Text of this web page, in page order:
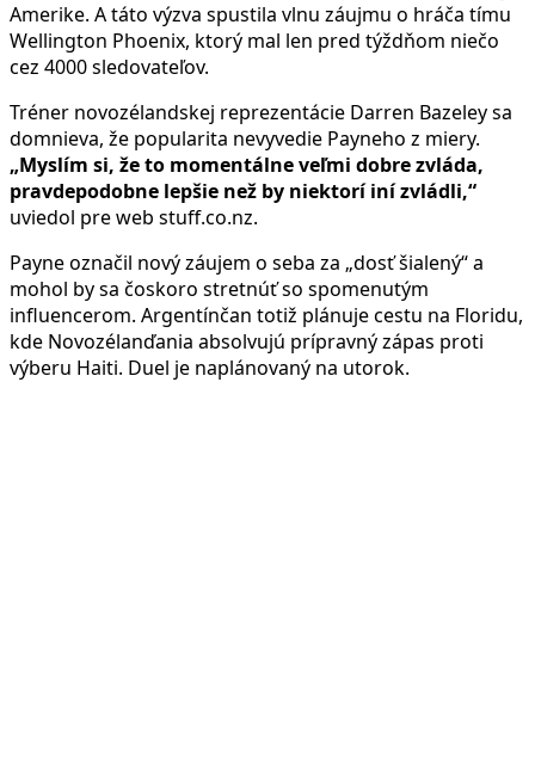
Amerike. A táto výzva spustila vlnu záujmu o hráča tímu
Wellington Phoenix, ktorý mal len pred týždňom niečo
cez 4000 sledovateľov.
Tréner novozélandskej reprezentácie Darren Bazeley sa
domnieva, že popularita nevyvedie Payneho z miery.
„Myslím si, že to momentálne veľmi dobre zvláda,
pravdepodobne lepšie než by niektorí iní zvládli,“
uviedol pre web stuff.co.nz.
Payne označil nový záujem o seba za „dosť šialený“ a
mohol by sa čoskoro stretnúť so spomenutým
influencerom. Argentínčan totiž plánuje cestu na Floridu,
kde Novozélanďania absolvujú prípravný zápas proti
výberu Haiti. Duel je naplánovaný na utorok.